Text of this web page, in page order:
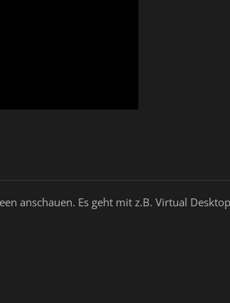
anschauen. Es geht mit z.B. Virtual